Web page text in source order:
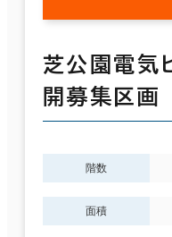
芝公園電気
開募集区画
階数
面積